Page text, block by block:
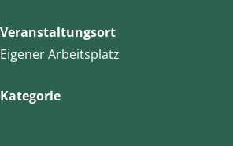
Veranstaltungsort
Eigener Arbeitsplatz
Kategorie